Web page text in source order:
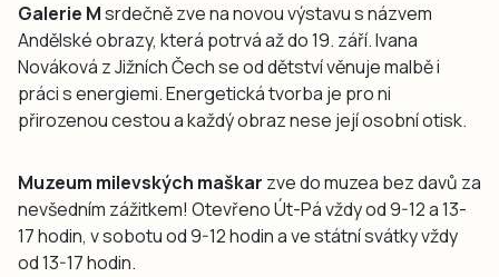
Galerie Msrdečně zve na novou výstavu s názvem
Andělské obrazy, která potrvá až do 19. září. Ivana
Nováková z Jižních Čech se od dětství věnuje malbě i
práci s energiemi. Energetická tvorba je pro ni
přirozenou cestou a každý obraz nese její osobní otisk.
Muzeum milevských maškar zve do muzea bez davů za
nevšedním zážitkem! Otevřeno Út-Pá vždy od 9-12 a 13-
17 hodin, v sobotu od 9-12 hodin a ve státní svátky vždy
od 13-17 hodin.